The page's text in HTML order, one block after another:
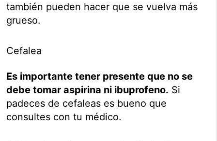
también pueden hacer que se vuelva más
grueso.
Cefalea
Es importante tener presente que no se
debe tomar aspirina ni ibuprofeno. Si
padeces de cefaleas es bueno que
consultes con tu médico.